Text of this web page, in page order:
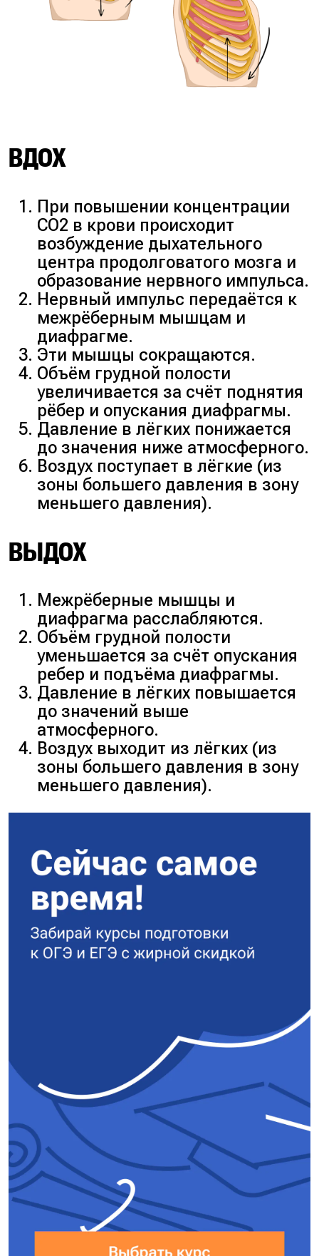
ВДОХ
При повышении концентрации
CO2 в крови происходит
возбуждение дыхательного
центра продолговатого мозга и
образование нервного импульса.
Нервный импульс передаётся к
межрёберным мышцам и
диафрагме.
Эти мышцы сокращаются.
Объём грудной полости
увеличивается за счёт поднятия
рёбер и опускания диафрагмы.
Давление в лёгких понижается
до значения ниже атмосферного.
Воздух поступает в лёгкие (из
зоны большего давления в зону
меньшего давления).
ВЫДОХ
Межрёберные мышцы и
диафрагма расслабляются.
Объём грудной полости
уменьшается за счёт опускания
ребер и подъёма диафрагмы.
Давление в лёгких повышается
до значений выше
атмосферного.
Воздух выходит из лёгких (из
зоны большего давления в зону
меньшего давления).